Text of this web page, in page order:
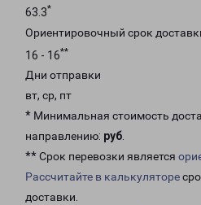
63.3*
Ориентировочный срок
16 - 16**
Дни отправки
вт, ср, пт
* Минимальная стоимость
направлению: руб.
** Срок перевозки является
Рассчитайте в калькуляторе
доставки.